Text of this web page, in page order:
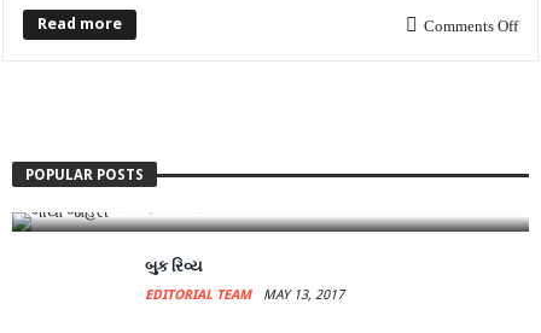
Read more Comments Off
POPULAR POSTS
જોહરી
બુક રિવ્ય
EDITORIAL TEAM MAY 13, 2017